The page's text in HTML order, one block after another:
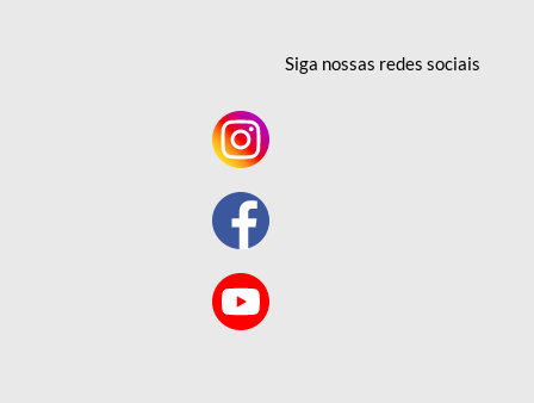
Siga nossas redessociais